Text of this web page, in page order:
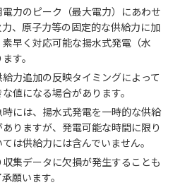
力のピーク（最大電力）にあわせ
、原子力等の固定的な供給力に加
早く対応可能な揚水式発電（水
す。
力追加の反映タイミングによって
値になる場合があります。
には、揚水式発電を一時的な供給
りますが、発電可能な時間に限り
は供給力には含んでいません。
集データに欠損が発生することも
願います。